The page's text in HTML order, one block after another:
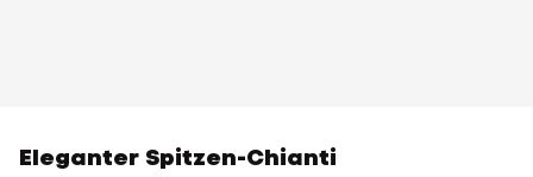
Eleganter Spitzen-Chianti